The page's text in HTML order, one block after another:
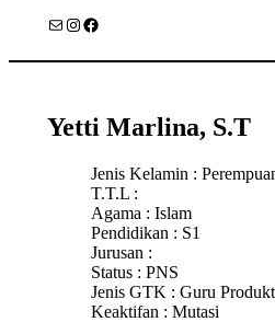
Mail
Instagram Facebook
Yetti Marlina, S.T
Jenis Kelamin :
T.T.L :
Agama : Islam
Pendidikan : S1
Jurusan :
Status : PNS
Jenis GTK : Guru
Keaktifan : Mutasi